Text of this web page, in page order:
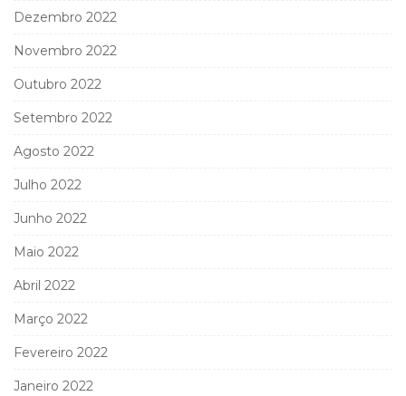
Dezembro 2022
Novembro 2022
Outubro 2022
Setembro 2022
Agosto 2022
Julho 2022
Junho 2022
Maio 2022
Abril 2022
Março 2022
Fevereiro 2022
Janeiro 2022